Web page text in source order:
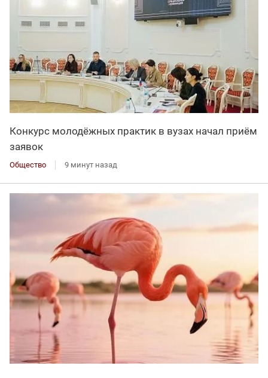
Конкурс молодёжных практик в вузах начал приём
заявок
Общество 9 минут назад